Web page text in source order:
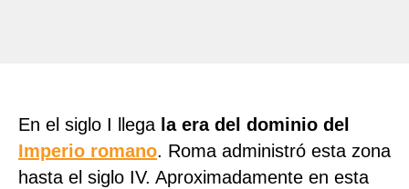
En el siglo I llega la era del dominio del
Imperio romano. Roma administró esta zona
hasta el siglo IV. Aproximadamente en esta